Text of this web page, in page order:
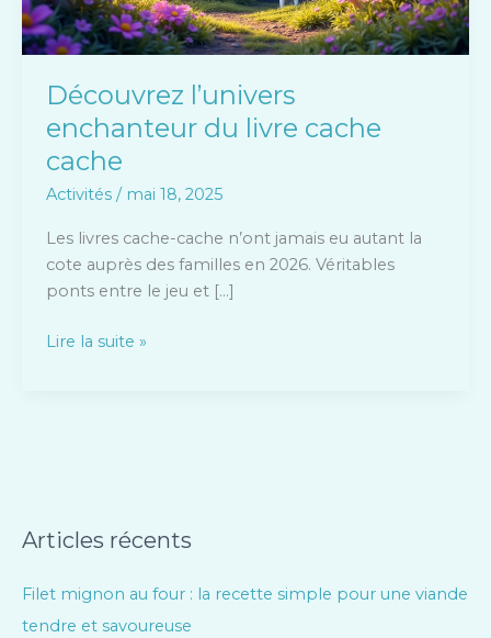
Découvrez l’univers
enchanteur du livre cache
cache
Activités/ mai 18, 2025
Les livres cache-cache n’ont jamais eu autant la
cote auprès des familles en 2026. Véritables
ponts entre le jeu et […]
Lire la suite »
Articles récents
Filet mignon au four : la recette simple pour une viande
tendre et savoureuse